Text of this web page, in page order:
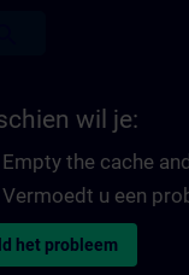
wil je:
Empty the cache
Vermoedt u een
het probleem